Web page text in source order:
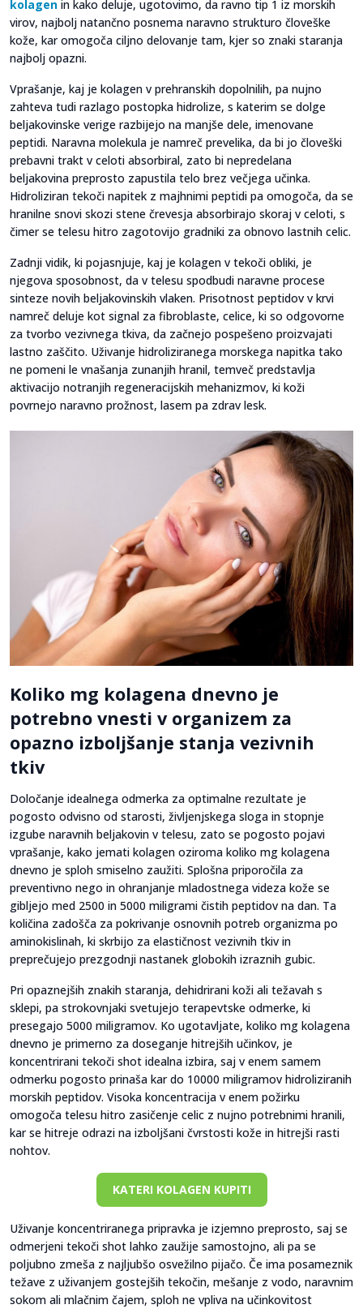
kolagen in kako deluje, ugotovimo, da ravno tip 1 iz morskih
virov, najbolj natančno posnema naravno strukturo človeške
kože, kar omogoča ciljno delovanje tam, kjer so znaki staranja
najbolj opazni.
Vprašanje, kaj je kolagen v prehranskih dopolnilih, pa nujno
zahteva tudi razlago postopka hidrolize, s katerim se dolge
beljakovinske verige razbijejo na manjše dele, imenovane
peptidi. Naravna molekula je namreč prevelika, da bi jo človeški
prebavni trakt v celoti absorbiral, zato bi nepredelana
beljakovina preprosto zapustila telo brez večjega učinka.
Hidroliziran tekoči napitek z majhnimi peptidi pa omogoča, da se
hranilne snovi skozi stene črevesja absorbirajo skoraj v celoti, s
čimer se telesu hitro zagotovijo gradniki za obnovo lastnih celic.
Zadnji vidik, ki pojasnjuje, kaj je kolagen v tekoči obliki, je
njegova sposobnost, da v telesu spodbudi naravne procese
sinteze novih beljakovinskih vlaken. Prisotnost peptidov v krvi
namreč deluje kot signal za fibroblaste, celice, ki so odgovorne
za tvorbo vezivnega tkiva, da začnejo pospešeno proizvajati
lastno zaščito. Uživanje hidroliziranega morskega napitka tako
ne pomeni le vnašanja zunanjih hranil, temveč predstavlja
aktivacijo notranjih regeneracijskih mehanizmov, ki koži
povrnejo naravno prožnost, lasem pa zdrav lesk.
Koliko mg kolagena dnevno je
potrebno vnesti v organizem za
opazno izboljšanje stanja vezivnih
tkiv
Določanje idealnega odmerka za optimalne rezultate je
pogosto odvisno od starosti, življenjskega sloga in stopnje
izgube naravnih beljakovin v telesu, zato se pogosto pojavi
vprašanje, kako jemati kolagen oziroma koliko mg kolagena
dnevno je sploh smiselno zaužiti. Splošna priporočila za
preventivno nego in ohranjanje mladostnega videza kože se
gibljejo med 2500 in 5000 miligrami čistih peptidov na dan. Ta
količina zadošča za pokrivanje osnovnih potreb organizma po
aminokislinah, ki skrbijo za elastičnost vezivnih tkiv in
preprečujejo prezgodnji nastanek globokih izraznih gubic.
Pri opaznejših znakih staranja, dehidrirani koži ali težavah s
sklepi, pa strokovnjaki svetujejo terapevtske odmerke, ki
presegajo 5000 miligramov. Ko ugotavljate, koliko mg kolagena
dnevno je primerno za doseganje hitrejših učinkov, je
koncentrirani tekoči shot idealna izbira, saj v enem samem
odmerku pogosto prinaša kar do 10000 miligramov hidroliziranih
morskih peptidov. Visoka koncentracija v enem požirku
omogoča telesu hitro zasičenje celic z nujno potrebnimi hranili,
kar se hitreje odrazi na izboljšani čvrstosti kože in hitrejši rasti
nohtov.
KATERI KOLAGEN KUPITI
Uživanje koncentriranega pripravka je izjemno preprosto, saj se
odmerjeni tekoči shot lahko zaužije samostojno, ali pa se
poljubno zmeša z najljubšo osvežilno pijačo. Če ima posameznik
težave z uživanjem gostejših tekočin, mešanje z vodo, naravnim
sokom ali mlačnim čajem, sploh ne vpliva na učinkovitost